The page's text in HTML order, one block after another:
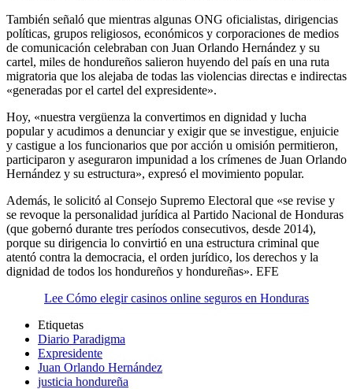
También señaló que mientras algunas ONG oficialistas, dirigencias
políticas, grupos religiosos, económicos y corporaciones de medios
de comunicación celebraban con Juan Orlando Hernández y su
cartel, miles de hondureños salieron huyendo del país en una ruta
migratoria que los alejaba de todas las violencias directas e indirectas
«generadas por el cartel del expresidente».
Hoy, «nuestra vergüenza la convertimos en dignidad y lucha
popular y acudimos a denunciar y exigir que se investigue, enjuicie
y castigue a los funcionarios que por acción u omisión permitieron,
participaron y aseguraron impunidad a los crímenes de Juan Orlando
Hernández y su estructura», expresó el movimiento popular.
Además, le solicitó al Consejo Supremo Electoral que «se revise y
se revoque la personalidad jurídica al Partido Nacional de Honduras
(que gobernó durante tres períodos consecutivos, desde 2014),
porque su dirigencia lo convirtió en una estructura criminal que
atentó contra la democracia, el orden jurídico, los derechos y la
dignidad de todos los hondureños y hondureñas». EFE
Lee Cómo elegir casinos online seguros en Honduras
Etiquetas
Diario Paradigma
Expresidente
Juan Orlando Hernández
justicia hondureña